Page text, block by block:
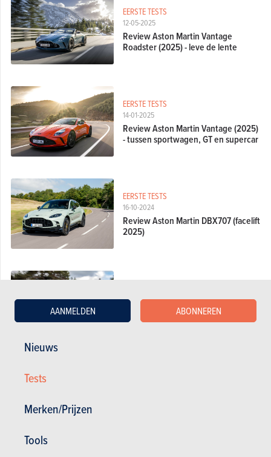
Nieuws
Tests
Merken/Prijzen
Tools
AANMELDEN ABONNEREN
12-05-2025
EERSTE TESTS
Review Aston Martin Vantage
Roadster (2025) - leve de lente
14-01-2025
EERSTE TESTS
Review Aston Martin Vantage (2025)
- tussen sportwagen, GT en supercar
16-10-2024
EERSTE TESTS
Review Aston Martin DBX707 (facelift
2025)
05-07-2023
Aston Martin DB12 (2023): Tussen
Bentley en McLaren